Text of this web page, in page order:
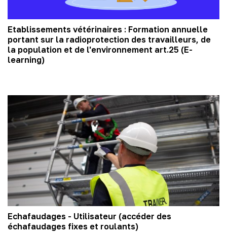
Etablissements vétérinaires : Formation annuelle
portant sur la radioprotection des travailleurs, de
la population et de l'environnement art.25 (E-
learning)
Echafaudages - Utilisateur (accéder des
échafaudages fixes et roulants)